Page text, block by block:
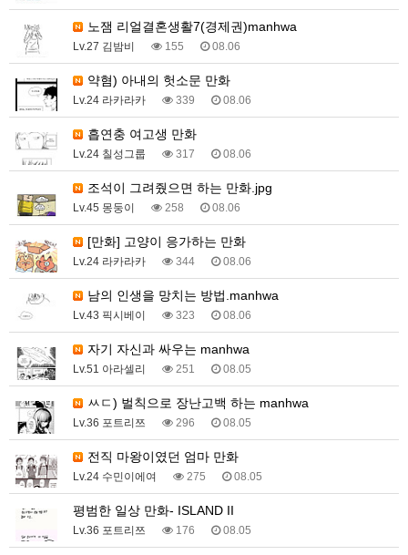
노잼 리얼결혼생활7(경제권)manhwa
Lv.27 김밤비 155 08.06
약혐) 아내의 헛소문 만화
Lv.24 라카라카 339 08.06
흡연충 여고생 만화
Lv.24 칠성그룹 317 08.06
조석이 그려줬으면 하는 만화.jpg
Lv.45 몽둥이 258 08.06
[만화] 고양이 응가하는 만화
Lv.24 라카라카 344 08.06
남의 인생을 망치는 방법.manhwa
Lv.43 픽시베이 323 08.06
자기 자신과 싸우는 manhwa
Lv.51 아라셀리 251 08.05
ㅆㄷ) 벌칙으로 장난고백 하는 manhwa
Lv.36 포트리쯔 296 08.05
전직 마왕이였던 엄마 만화
Lv.24 수민이에여 275 08.05
평범한 일상 만화- ISLAND II
Lv.36 포트리쯔 176 08.05